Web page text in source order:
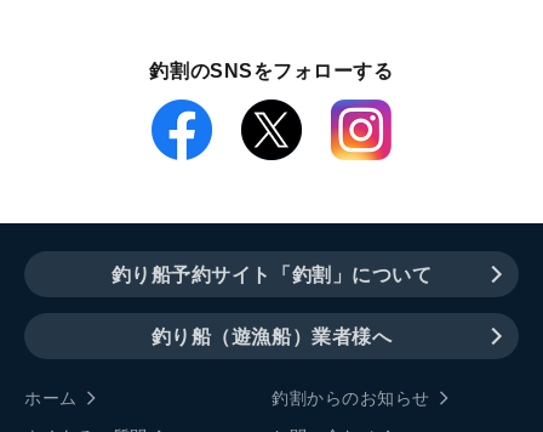
釣割のSNSをフォローする
釣り船予約サイト「釣割」について
釣り船（遊漁船）業者様へ
ホーム
釣割からのお知らせ